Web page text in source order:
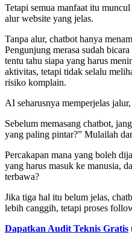
Tetapi semua manfaat itu
alur website yang jelas.
Tanpa alur, chatbot hanya
Pengunjung merasa sudah
tentu tahu siapa yang harus
aktivitas, tetapi tidak selalu
risiko komplain.
AI seharusnya memperjelas
Sebelum memasang chatbot,
yang paling pintar?” Mulailah
Percakapan mana yang boleh
yang harus masuk ke manusia,
terbawa?
Jika tiga hal itu belum jelas,
lebih canggih, tetapi proses
Dapatkan Audit Teknis Gratis